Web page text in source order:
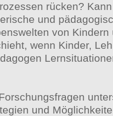
rücken?
und
von
wenn Kinder,
und